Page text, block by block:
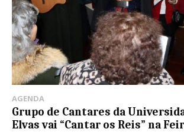
AGENDA
Grupo de Cantares da
Elvas vai “Cantar os Reis” na